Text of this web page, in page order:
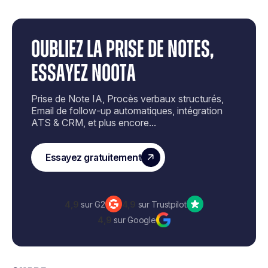
OUBLIEZ LA PRISE DE NOTES,
ESSAYEZ NOOTA
Prise de Note IA, Procès verbaux structurés,
Email de follow-up automatiques, intégration
ATS & CRM, et plus encore...
Essayez gratuitement
sur G2 4,9
sur Trustpilot
sur Google
commerciaux
par commercial en moyenne
next steps au moment exact où ils sont
prononcés
Utilisé par plus de 3 000 entreprises dont
Deloitte, EY et Microsoft
Essayer Noota gratuitement— sans carte de